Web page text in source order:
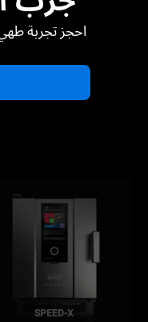
احجز تجربة
SPEED-X